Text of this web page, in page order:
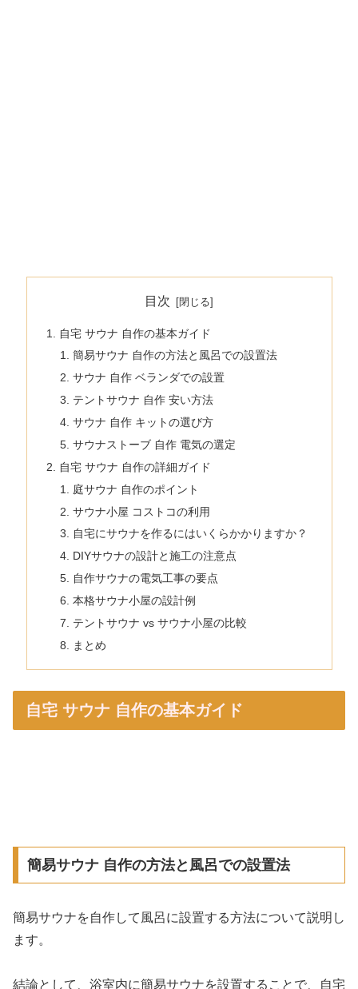
目次
自宅 サウナ 自作の基本ガイド
簡易サウナ 自作の方法と風呂での設置法
サウナ 自作 ベランダでの設置
テントサウナ 自作 安い方法
サウナ 自作 キットの選び方
サウナストーブ 自作 電気の選定
自宅 サウナ 自作の詳細ガイド
庭サウナ 自作のポイント
サウナ小屋 コストコの利用
自宅にサウナを作るにはいくらかかりますか？
DIYサウナの設計と施工の注意点
自作サウナの電気工事の要点
本格サウナ小屋の設計例
テントサウナ vs サウナ小屋の比較
まとめ
自宅 サウナ 自作の基本ガイド
簡易サウナ 自作の方法と風呂での設置法
簡易サウナを自作して風呂に設置する方法について説明し
ます。
結論として、浴室内に簡易サウナを設置することで、自宅